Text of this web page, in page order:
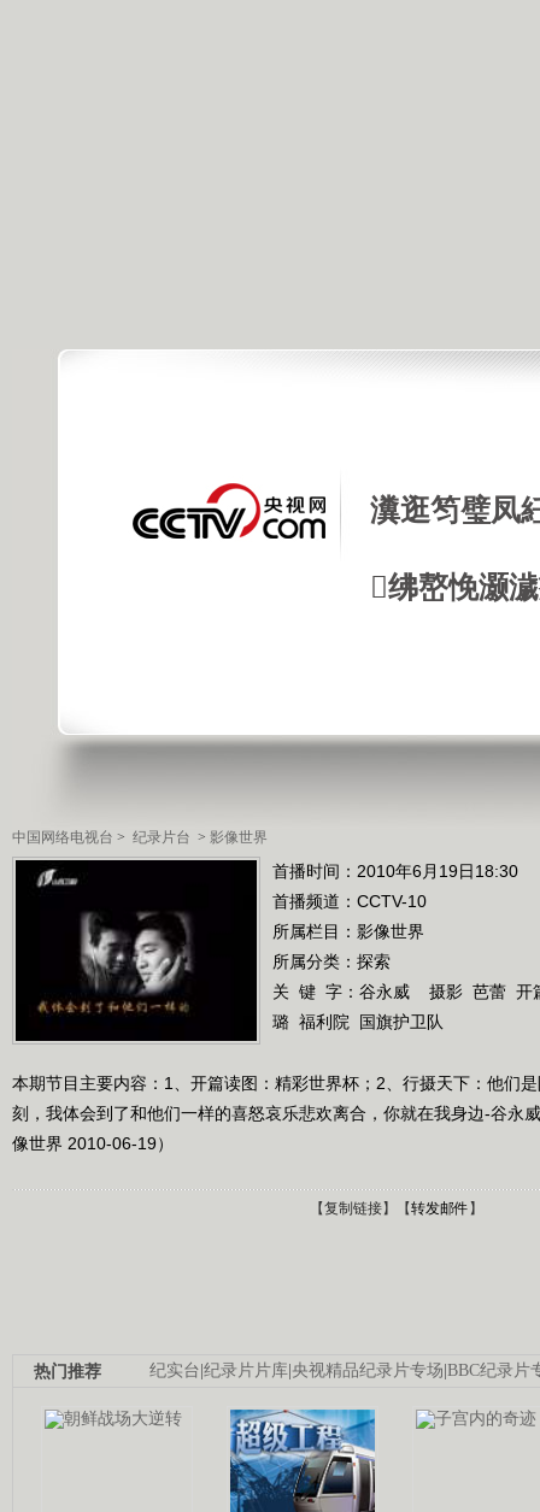
瀵逛笉璧凤
绋嶅悗灏
中国网络电视台 > 纪录片台 > 影像世界
首播时间：2010年6月19日18:30
首播频道： CCTV-10
所属栏目： 影像世界
所属分类：探索
关 键 字： 谷永威 摄影 芭蕾 开
璐 福利院 国旗护卫队
本期节目主要内容：1、开篇读图：精彩世界杯；2、行摄天下：他们
刻，我体会到了和他们一样的喜怒哀乐悲欢离合，你就在我身边-谷永
像世界 2010-06-19）
【复制链接】【转发邮件 】
纪实台 纪录片片库 央视精品纪录片专场 BBC纪录片
热门推荐